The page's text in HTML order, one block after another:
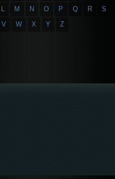
L M N O P Q R
S
V W X Y Z